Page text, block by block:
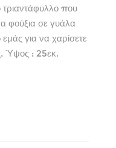
που
φούξια σε γυάλα
για να χαρίσετε
Ύψος : 25εκ.